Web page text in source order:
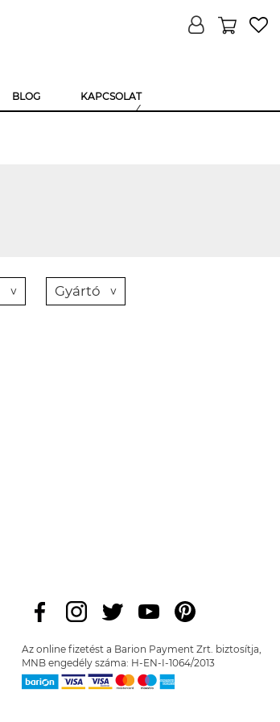
BLOG KAPCSOLAT
Gyártó
Az online fizetést a Barion Payment Zrt. biztosítja,
MNB engedély száma: H-EN-I-1064/2013